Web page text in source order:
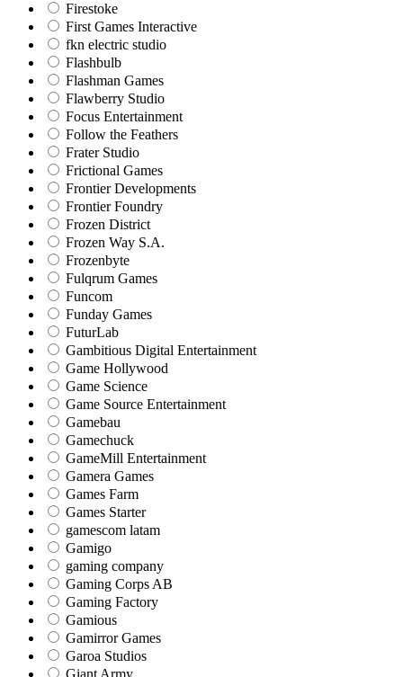
Firestoke
First Games Interactive
fkn electric studio
Flashbulb
Flashman Games
Flawberry Studio
Focus Entertainment
Follow the Feathers
Frater Studio
Frictional Games
Frontier Developments
Frontier Foundry
Frozen District
Frozen Way S.A.
Frozenbyte
Fulqrum Games
Funcom
Funday Games
FuturLab
Gambitious Digital Entertainment
Game Hollywood
Game Science
Game Source Entertainment
Gamebau
Gamechuck
GameMill Entertainment
Gamera Games
Games Farm
Games Starter
gamescom latam
Gamigo
gaming company
Gaming Corps AB
Gaming Factory
Gamious
Gamirror Games
Garoa Studios